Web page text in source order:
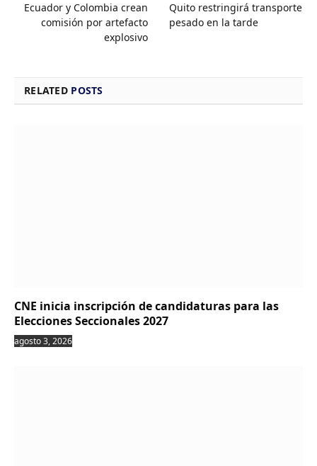
Ecuador y Colombia crean
comisión por artefacto
explosivo
Quito restringirá transporte
pesado en la tarde
RELATED POSTS
CNE inicia inscripción de candidaturas para las
Elecciones Seccionales 2027
agosto 3, 2026